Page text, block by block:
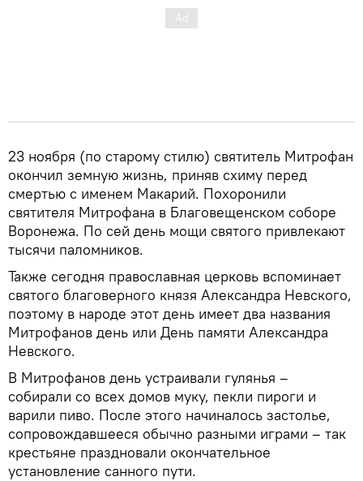
23 ноября (по старому стилю) святитель Митрофан
окончил земную жизнь, приняв схиму перед
смертью с именем Макарий. Похоронили
святителя Митрофана в Благовещенском соборе
Воронежа. По сей день мощи святого привлекают
тысячи паломников.
Также сегодня православная церковь вспоминает
святого благоверного князя Александра Невского,
поэтому в народе этот день имеет два названия
Митрофанов день или День памяти Александра
Невского.
В Митрофанов день устраивали гулянья –
собирали со всех домов муку, пекли пироги и
варили пиво. После этого начиналось застолье,
сопровождавшееся обычно разными играми – так
крестьяне праздновали окончательное
установление санного пути.